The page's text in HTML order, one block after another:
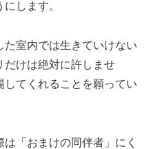
します。
室内では生きていけない
だけは絶対に許しませ
てくれることを願ってい
「おまけの同伴者」にく